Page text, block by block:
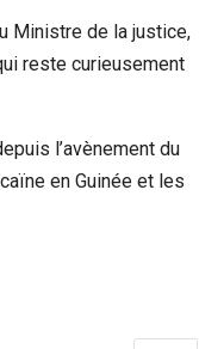
Ministre de la justice,
reste curieusement
l’avènement du
en Guinée et les